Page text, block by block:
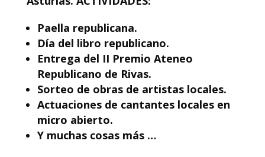
Paella republicana.
Día del libro republicano.
Entrega del II Premio Ateneo
Republicano de Rivas.
Sorteo de obras de artistas locales.
Actuaciones de cantantes locales en
micro abierto.
Y muchas cosas más …